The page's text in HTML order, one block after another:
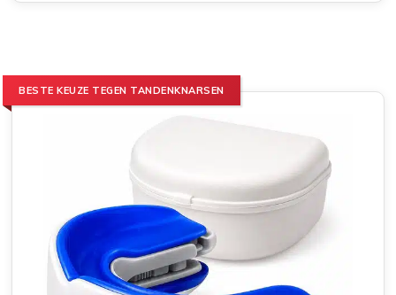
BESTE KEUZE TEGEN TANDENKNARSEN